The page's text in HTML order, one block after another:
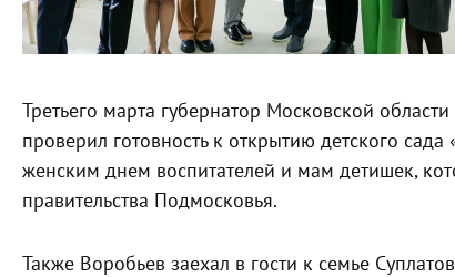
Третьего марта губернатор Московской
проверил готовность к открытию детского
женским днем воспитателей и мам детишек,
правительства Подмосковья.
Также Воробьев заехал в гости к семье